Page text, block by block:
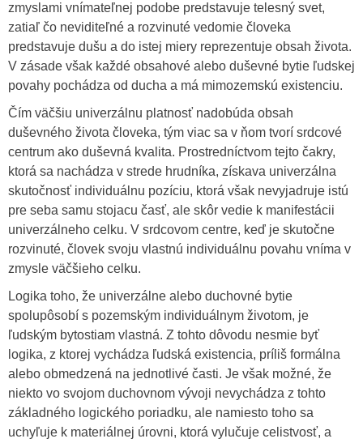
zmyslami vnímateľnej podobe predstavuje telesný svet,
zatiaľ čo neviditeľné a rozvinuté vedomie človeka
predstavuje dušu a do istej miery reprezentuje obsah života.
V zásade však každé obsahové alebo duševné bytie ľudskej
povahy pochádza od ducha a má mimozemskú existenciu.
Čím väčšiu univerzálnu platnosť nadobúda obsah
duševného života človeka, tým viac sa v ňom tvorí srdcové
centrum ako duševná kvalita. Prostredníctvom tejto čakry,
ktorá sa nachádza v strede hrudníka, získava univerzálna
skutočnosť individuálnu pozíciu, ktorá však nevyjadruje istú
pre seba samu stojacu časť, ale skôr vedie k manifestácii
univerzálneho celku. V srdcovom centre, keď je skutočne
rozvinuté, človek svoju vlastnú individuálnu povahu vníma v
zmysle väčšieho celku.
Logika toho, že univerzálne alebo duchovné bytie
spolupôsobí s pozemským individuálnym životom, je
ľudským bytostiam vlastná. Z tohto dôvodu nesmie byť
logika, z ktorej vychádza ľudská existencia, príliš formálna
alebo obmedzená na jednotlivé časti. Je však možné, že
niekto vo svojom duchovnom vývoji nevychádza z tohto
základného logického poriadku, ale namiesto toho sa
uchyľuje k materiálnej úrovni, ktorá vylučuje celistvosť, a